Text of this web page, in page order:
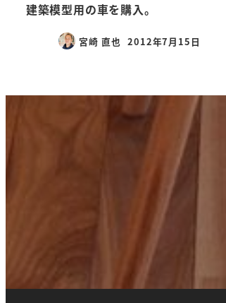
建築模型用の車を購入。
宮崎 直也
投稿日
2012年7月15日